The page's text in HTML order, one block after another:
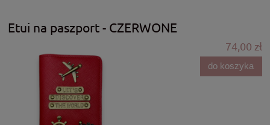
Etui na paszport - CZERWONE
74,00 zł
do koszyka